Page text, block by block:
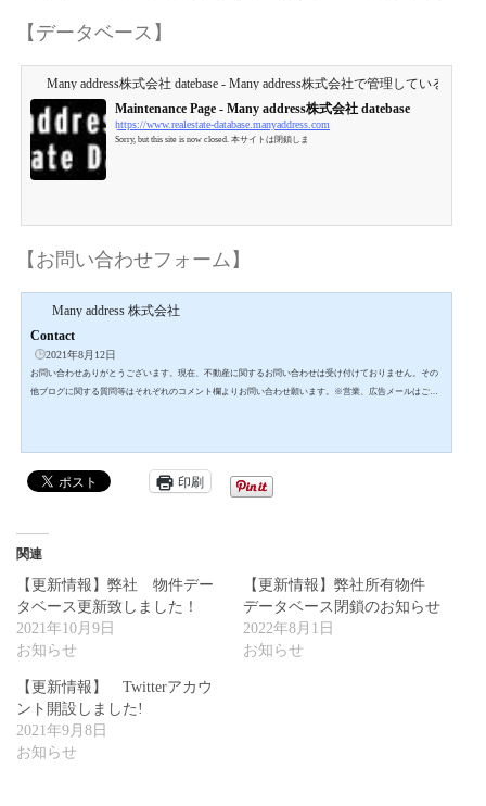
【データベース】
Many address株式会社 datebase - Many address株式会社で管理している物件
Maintenance Page - Many address株式会社 datebase
https://www.realestate-database.manyaddress.com
Sorry, but this site is now closed. 本サイトは閉鎖しま
【お問い合わせフォーム】
Many address 株式会社
Contact
2021年8月12日
お問い合わせありがとうございます。現在、不動産に関するお問い合わせは受け付けておりません。その
他ブログに関する質問等はそれぞれのコメント欄よりお問い合わせ願います。※営業、広告メールはご遠
印刷
関連
【更新情報】弊社 物件デー
タベース更新致しました！
2021年10月9日
お知らせ
【更新情報】弊社所有物件
データベース閉鎖のお知らせ
2022年8月1日
お知らせ
【更新情報】 Twitterアカウ
ント開設しました!
2021年9月8日
お知らせ